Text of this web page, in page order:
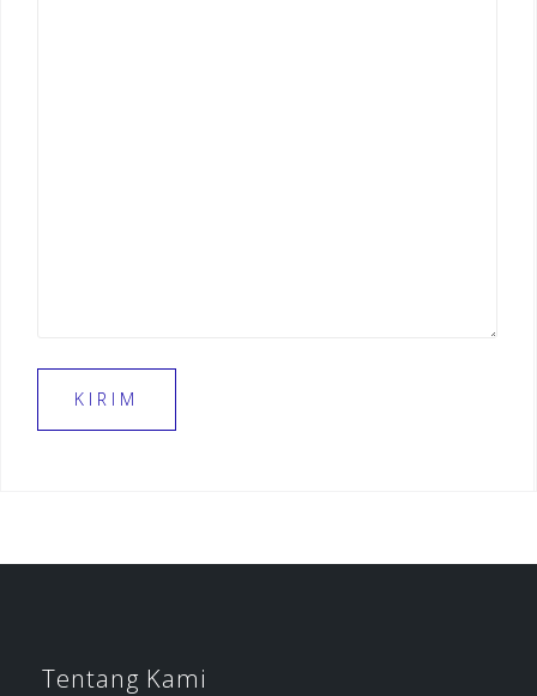
Tentang Kami